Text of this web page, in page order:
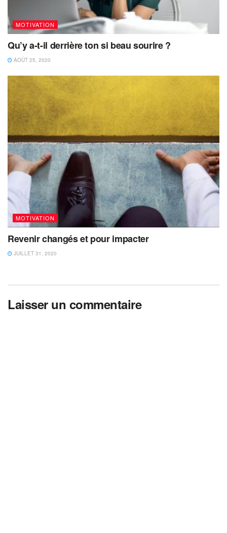
MOTIVATION
Qu’y a-t-il derrière ton si beau sourire ?
AOÛT 25, 2020
MOTIVATION
Revenir changés et pour impacter
JUILLET 31, 2020
Laisser un commentaire